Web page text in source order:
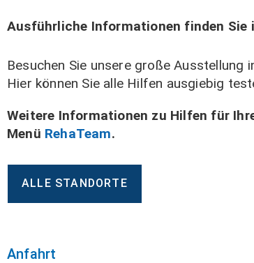
Ausführliche Informationen finden Sie
Besuchen Sie unsere große Ausstellung
Hier können Sie alle Hilfen ausgiebig
Weitere Informationen zu Hilfen für
Menü RehaTeam.
ALLE STANDORTE
Anfahrt